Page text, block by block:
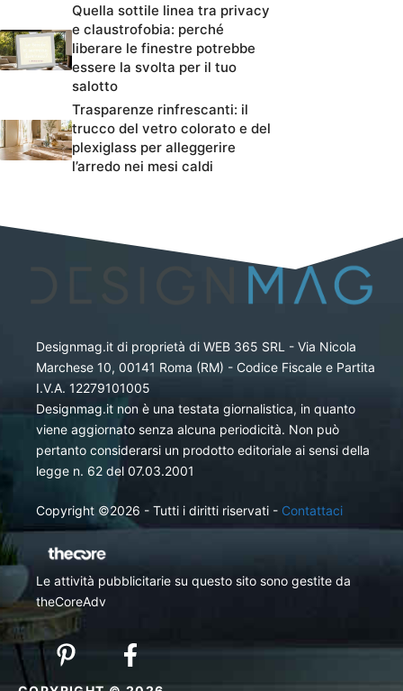
Quella sottile linea tra privacy
e claustrofobia: perché
liberare le finestre potrebbe
essere la svolta per il tuo
salotto
Trasparenze rinfrescanti: il
trucco del vetro colorato e del
plexiglass per alleggerire
l’arredo nei mesi caldi
Designmag.it di proprietà di WEB 365 SRL - Via Nicola
Marchese 10, 00141 Roma (RM) - Codice Fiscale e Partita
I.V.A. 12279101005
Designmag.it non è una testata giornalistica, in quanto
viene aggiornato senza alcuna periodicità. Non può
pertanto considerarsi un prodotto editoriale ai sensi della
legge n. 62 del 07.03.2001
Copyright ©2026 - Tutti i diritti riservati - Contattaci
Le attività pubblicitarie su questo sito sono gestite da
theCoreAdv